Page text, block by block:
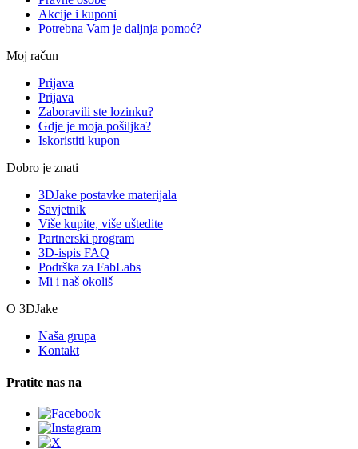
Akcije i kuponi
Potrebna Vam je daljnja pomoć?
Moj račun
Prijava
Prijava
Zaboravili ste lozinku?
Gdje je moja pošiljka?
Iskoristiti kupon
Dobro je znati
3DJake postavke materijala
Savjetnik
Više kupite, više uštedite
Partnerski program
3D-ispis FAQ
Podrška za FabLabs
Mi i naš okoliš
O 3DJake
Naša grupa
Kontakt
Pratite nas na